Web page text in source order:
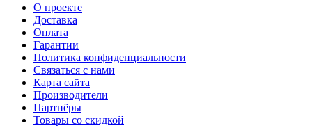
О проекте
Доставка
Оплата
Гарантии
Политика конфиденциальности
Связаться с нами
Карта сайта
Производители
Партнёры
Товары со скидкой